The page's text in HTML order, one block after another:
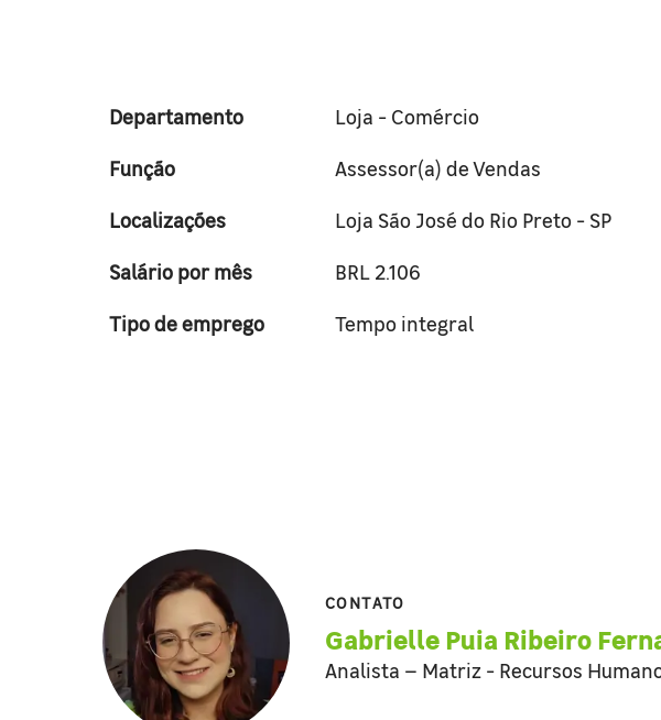
Departamento
Loja - Comércio
Função
Assessor(a) de Vendas
Localizações
Loja São José do Rio Preto - SP
Salário por mês
BRL 2.106
Tipo de emprego
Tempo integral
CONTATO
Gabrielle Puia Ribeiro
Analista – Matriz - Recursos